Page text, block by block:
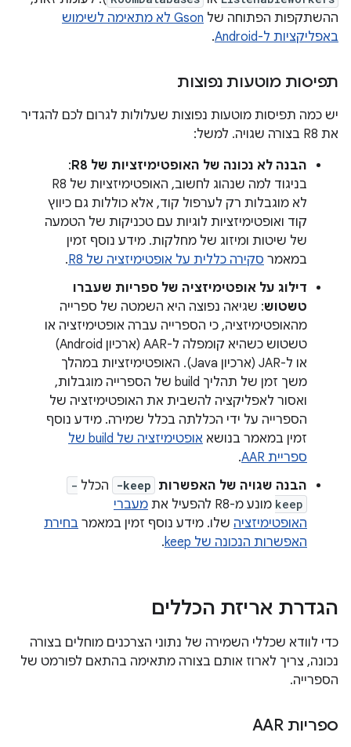
ההשתקפות הפתוחה של
Gson לא מתאימה לשימוש
באפליקציות ל-Android
.
תפיסות מוטעות נפוצות
יש כמה תפיסות מוטעות נפוצות שעלולות לגרום לכם להגדיר
את R8 בצורה שגויה. למשל:
הבנה לא נכונה של האופטימיזציות של R8
:
בניגוד למה שנהוג לחשוב, האופטימיזציות של R8
לא מוגבלות רק לערפול קוד, אלא כוללות גם כיווץ
קוד ואופטימיזציות לוגיות עם טכניקות של הטמעה
של שיטות ומיזוג של מחלקות. מידע נוסף זמין
במאמר סקירה כללית על אופטימיזציה של R8
.
דילוג על אופטימיזציה של ספריות שעברו
טשטוש: שגיאה נפוצה היא השמטה של ספרייה
מהאופטימיזציה, כי הספרייה עברה אופטימיזציה או
טשטוש כשהיא קומפלה ל-AAR (ארכיון Android)
או ל-JAR (ארכיון Java). האופטימיזציות במהלך
משך זמן של תהליך build של הספרייה מוגבלות,
ואסור לאפליקציה להשבית את האופטימיזציה של
הספרייה על ידי הכללתה בכלל שמירה. מידע נוסף
זמין במאמר בנושא
אופטימיזציה של build של
ספריית AAR
.
הבנה שגויה של האפשרות -keep הכלל -
keep מונע מ-R8 להפעיל את
מעברי
האופטימיזציה שלו. מידע נוסף זמין במאמר בחירת
האפשרות הנכונה של keep
.
הגדרת אריזת הכללים
כדי לוודא שכללי השמירה של נתוני הצרכנים מוחלים בצורה
נכונה, צריך לארוז אותם בצורה מתאימה בהתאם לפורמט של
הספרייה.
ספריות AAR